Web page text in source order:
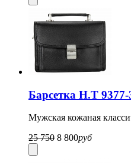
Барсетка H.T 9377-
Мужская кожаная
25 750 8 800руб